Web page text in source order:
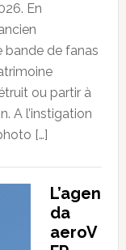
En
bande de fanas
ou partir à
A l’instigation
[…]
L’agen
da
aeroV